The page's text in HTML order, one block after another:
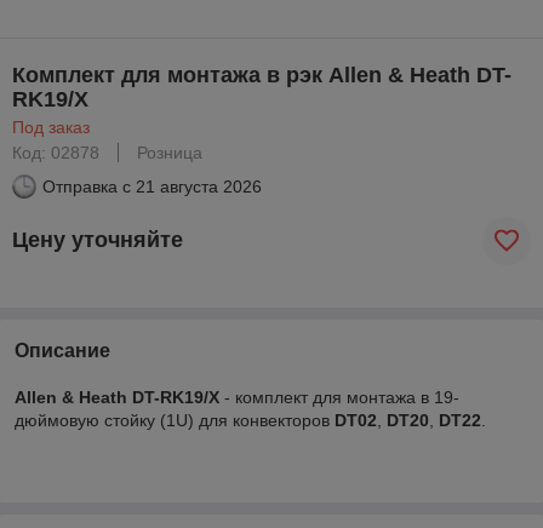
Комплект для монтажа в рэк Allen & Heath DT-
RK19/X
Под заказ
Код: 02878
Розница
Отправка с 21 августа 2026
Цену уточняйте
Описание
Allen & Heath DT-RK19/X - комплект для монтажа в 19-
дюймовую стойку (1U) для конвекторов DT02 DT20 DT22